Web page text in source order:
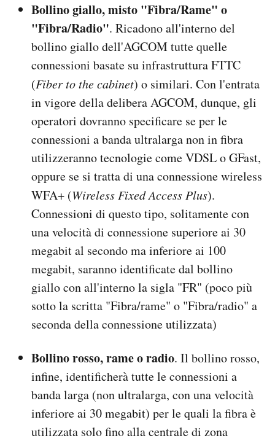
Bollino giallo, misto "Fibra/Rame" o
"Fibra/Radio". Ricadono all'interno del
bollino giallo dell'AGCOM tutte quelle
connessioni basate su infrastruttura FTTC
(Fiber to the cabinet) o similari. Con l'entrata
in vigore della delibera AGCOM, dunque, gli
operatori dovranno specificare se per le
connessioni a banda ultralarga non in fibra
utilizzeranno tecnologie come VDSL o GFast,
oppure se si tratta di una connessione wireless
WFA+ (Wireless Fixed Access Plus).
Connessioni di questo tipo, solitamente con
una velocità di connessione superiore ai 30
megabit al secondo ma inferiore ai 100
megabit, saranno identificate dal bollino
giallo con all'interno la sigla "FR" (poco più
sotto la scritta "Fibra/rame" o "Fibra/radio" a
seconda della connessione utilizzata)
Bollino rosso, rame o radio. Il bollino rosso,
infine, identificherà tutte le connessioni a
banda larga (non ultralarga, con una velocità
inferiore ai 30 megabit) per le quali la fibra è
utilizzata solo fino alla centrale di zona